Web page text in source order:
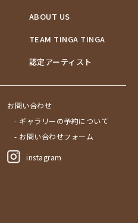
ABOUT US
TEAM TINGA TINGA
認定アーティスト
お問い合わせ
- ギャラリーの予約について
- お問い合わせフォーム
instagram